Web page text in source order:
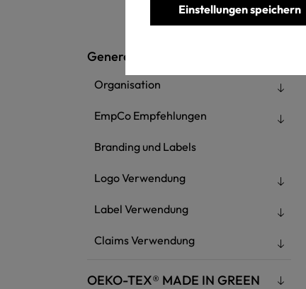
Einstellungen speichern
Generelle Regeln
Organisation
EmpCo Empfehlungen
Branding und Labels
Logo Verwendung
Label Verwendung
Claims Verwendung
OEKO-TEX® MADE IN GREEN